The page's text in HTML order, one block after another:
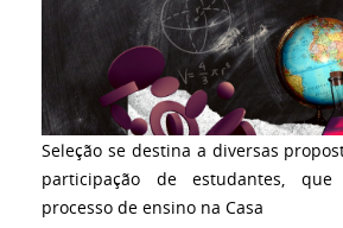
Seleção se destina a diversas
participação de estudantes,
processo de ensino na Casa